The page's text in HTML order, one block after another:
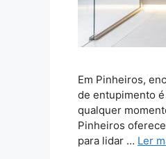
Em Pinheiros,
de entupimento
qualquer
Pinheiros
para lidar … Ler